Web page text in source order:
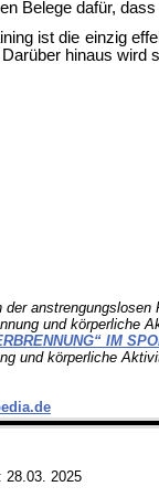
Belege dafür, dass
ist die einzig
hinaus wird
anstrengungslosen
und körperliche
IM
und körperliche
28.03. 2025